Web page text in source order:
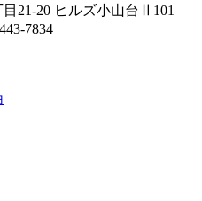
21-20 ヒルズ小山台Ⅱ101
7834